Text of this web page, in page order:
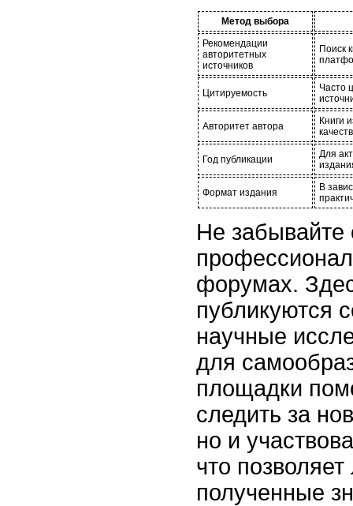
Метод выбора
Рекомендации
авторитетных
источников
Поиск
Цитируемость
Часто
Авторитет автора
Книги
Год публикации
Для
Формат издания
В
Не забывайте
форумах.
публикуются
научные
для
площадки
следить за
но и
что
полученные